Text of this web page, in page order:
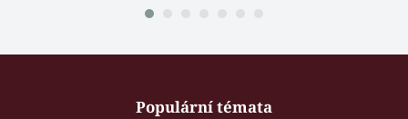
Populární témata